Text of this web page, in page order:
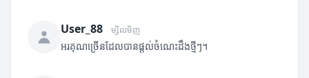
User_88 ម្សិលមិញ
អរគុណច្រើនដែលបានផ្តល់ចំណេះដឹងថ្មីៗ។